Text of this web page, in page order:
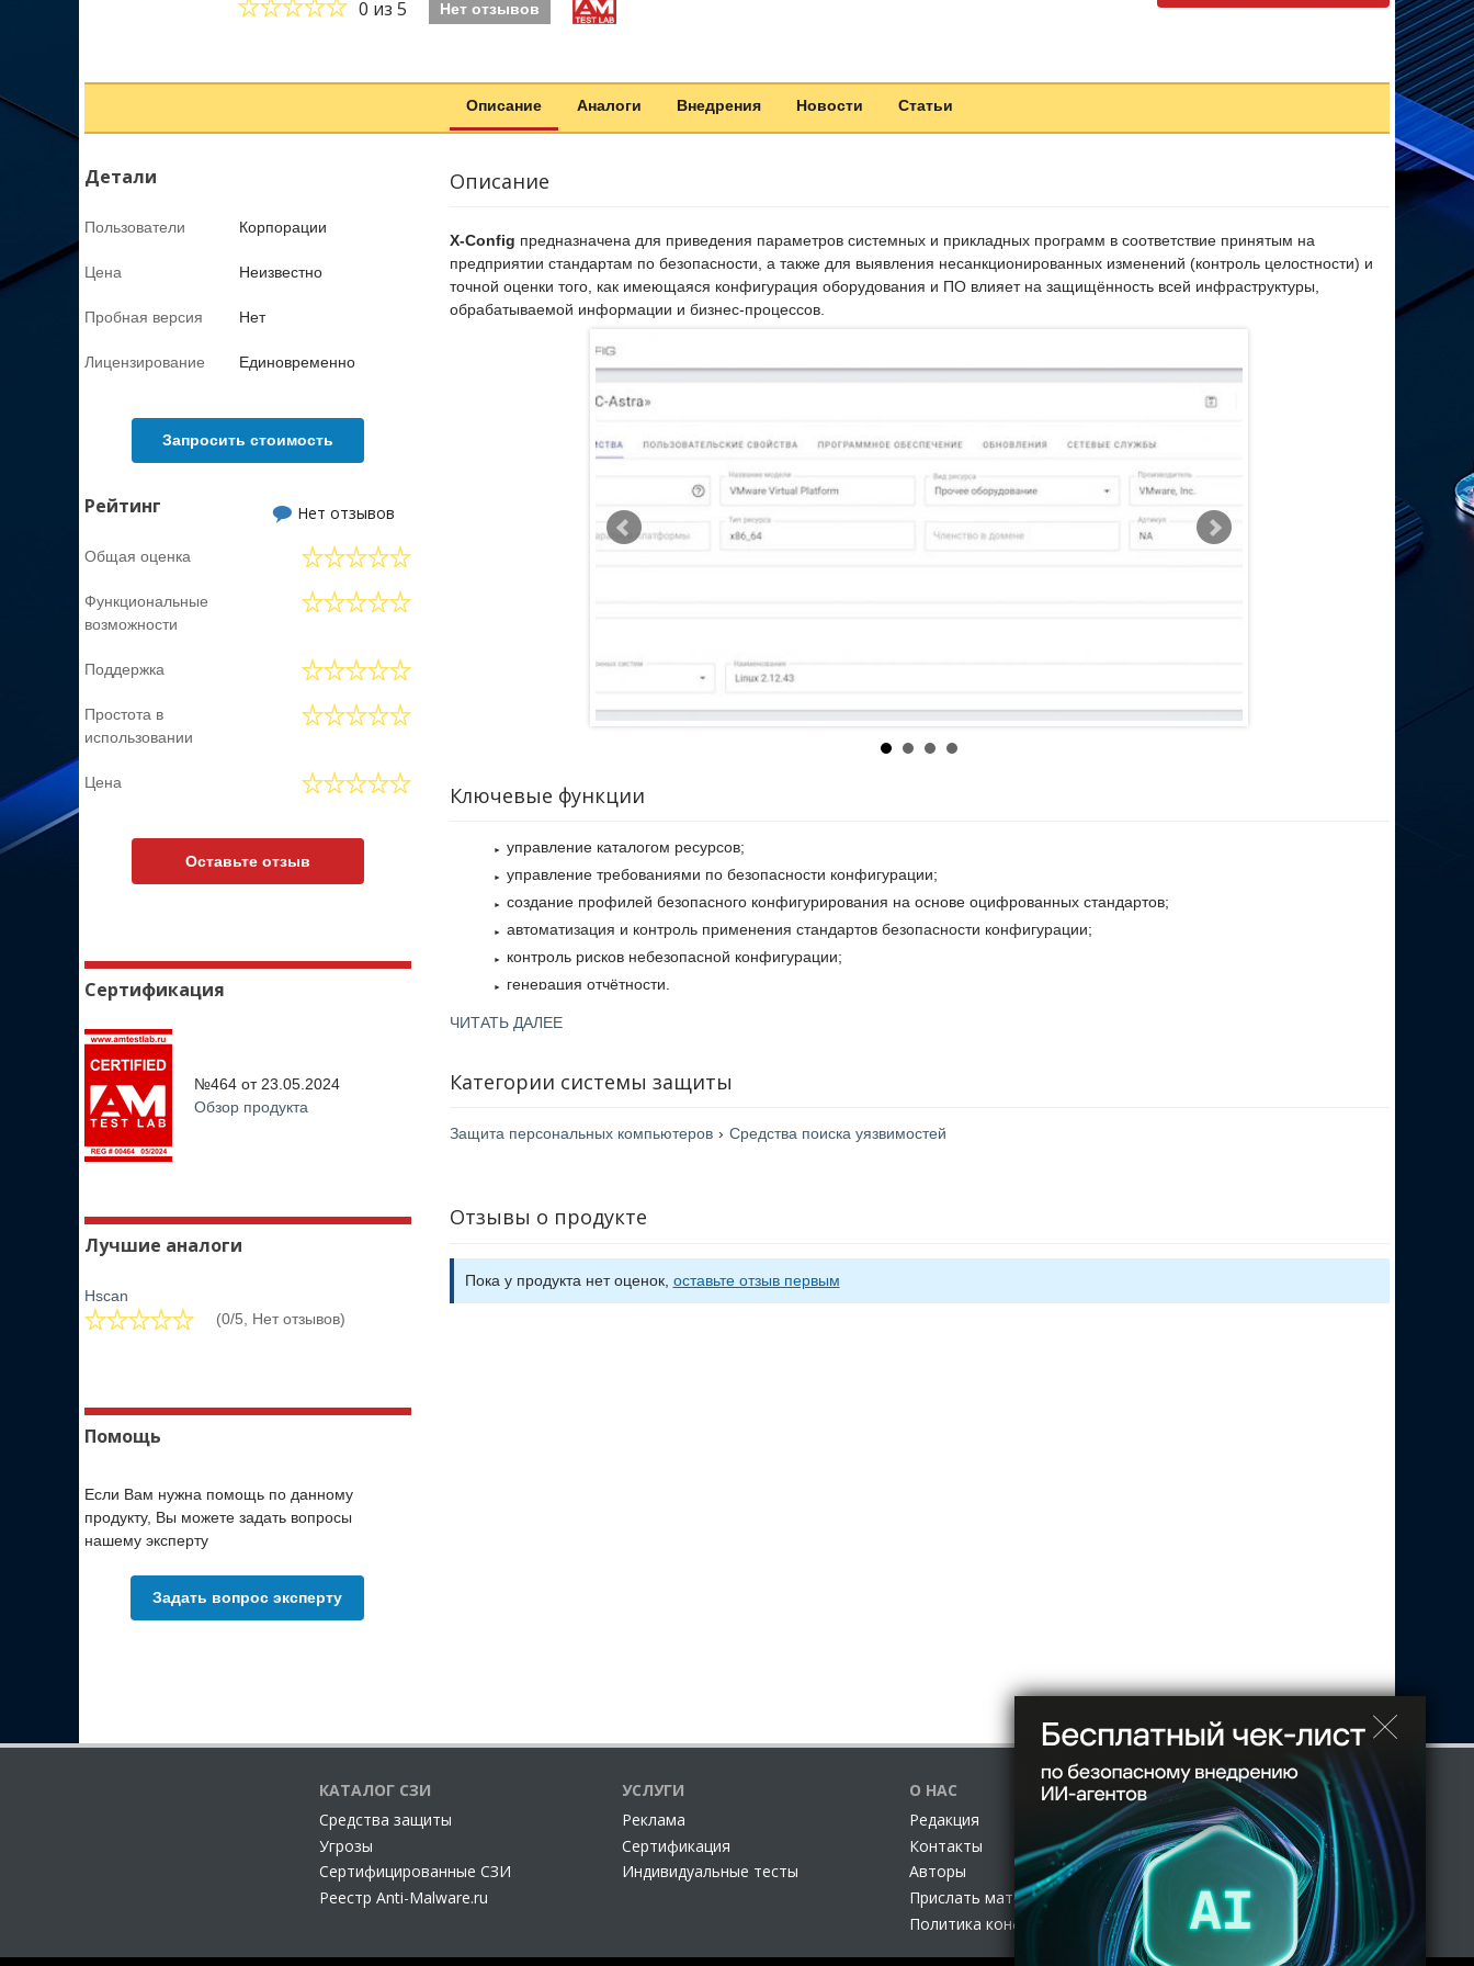
0 из 5 Нет отзывов
Описание Аналоги Внедрения Новости Статьи
Детали
Пользователи Корпорации
Цена Неизвестно
Пробная версия Нет
Лицензирование Единовременно
Запросить стоимость
Рейтинг Нет отзывов
Общая оценка
Функциональные
возможности
Поддержка
Простота в
использовании
Цена
Оставьте отзыв
Сертификация
№464 от 23.05.2024
Обзор продукта
Лучшие аналоги
Hscan
(0/5, Нет отзывов)
Помощь
Если Вам нужна помощь по данному
продукту, Вы можете задать вопросы
нашему эксперту
Задать вопрос эксперту
Описание
X-Config предназначена для приведения параметров системных и прикладных программ в соответствие принятым на
предприятии стандартам по безопасности, а также для выявления несанкционированных изменений (контроль целостности) и
точной оценки того, как имеющаяся конфигурация оборудования и ПО влияет на защищённость всей инфраструктуры,
обрабатываемой информации и бизнес-процессов.
Ключевые функции
управление каталогом ресурсов;
управление требованиями по безопасности конфигурации;
создание профилей безопасного конфигурирования на основе оцифрованных стандартов;
автоматизация и контроль применения стандартов безопасности конфигурации;
контроль рисков небезопасной конфигурации;
генерация отчётности.
ЧИТАТЬ ДАЛЕЕ
Категории системы защиты
Защита персональных компьютеров › Средства поиска уязвимостей
Отзывы о продукте
Пока у продукта нет оценок, оставьте отзыв первым
КАТАЛОГ СЗИ
Cредства защиты
Угрозы
Сертифицированные СЗИ
Реестр Anti-Malware.ru
УСЛУГИ
Реклама
Сертификация
Индивидуальные тесты
О НАС
Редакция
Контакты
Авторы
Прислать материал
Политика конфиденциальности